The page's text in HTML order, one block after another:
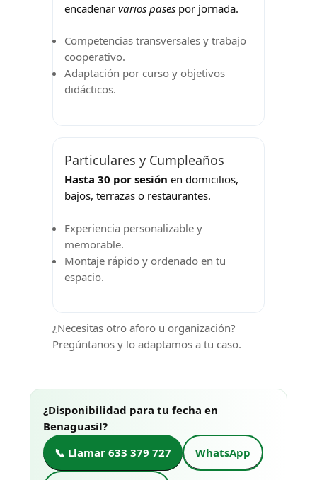
encadenar varios pases por jornada.
Competencias transversales y trabajo
cooperativo.
Adaptación por curso y objetivos
didácticos.
Particulares y Cumpleaños
Hasta 30 por sesión en domicilios,
bajos, terrazas o restaurantes.
Experiencia personalizable y
memorable.
Montaje rápido y ordenado en tu
espacio.
¿Necesitas otro aforo u organización?
Pregúntanos y lo adaptamos a tu caso.
¿Disponibilidad para tu fecha en
Benaguasil?
📞 Llamar 633 379 727
WhatsApp